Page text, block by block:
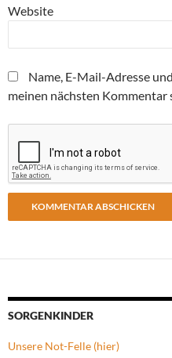
Website
Name, E-Mail-Adresse
meinen nächsten Kommentar
SORGENKINDER
Unsere Not-Felle (hier)